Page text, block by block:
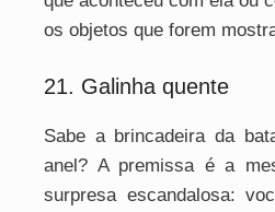
os objetos que forem
21. Galinha quente
Sabe a brincadeira da
anel? A premissa é a
surpresa escandalosa: